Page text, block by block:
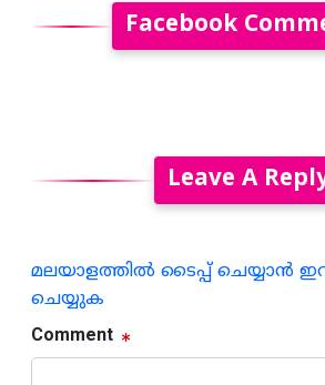
Facebook
Leave A
മലയാളത്തില്‍ ടൈപ്പ് ചെയ്യാന്‍
ചെയ്യുക
Comment